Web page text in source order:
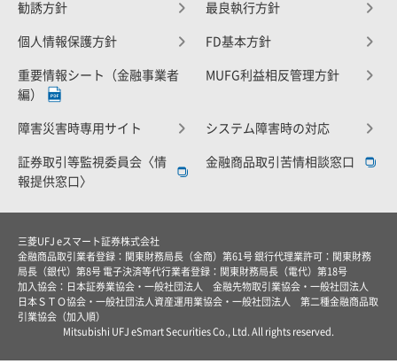
勧誘方針 最良執行方針
個人情報保護方針 FD基本方針
重要情報シート（金融事業者
編）
MUFG利益相反管理方針
障害災害時専用サイト システム障害時の対応
証券取引等監視委員会〈情
報提供窓口〉
金融商品取引苦情相談窓口
三菱UFJ eスマート証券株式会社
金融商品取引業者登録：関東財務局長（金商）第61号 銀行代理業許可：関東財務
局長（銀代）第8号 電子決済等代行業者登録：関東財務局長（電代）第18号
加入協会：日本証券業協会・一般社団法人 金融先物取引業協会・一般社団法人
日本ＳＴＯ協会・一般社団法人資産運用業協会・一般社団法人 第二種金融商品取
引業協会（加入順）
Mitsubishi UFJ eSmart Securities Co., Ltd. All rights reserved.